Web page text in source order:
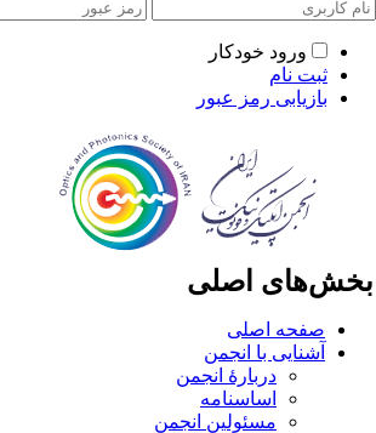
ورود خودکار
ثبت نام
بازیابی رمز عبور
اصلی
صفحه اصلی
آشنایی با انجمن
دربارۀ انجمن
اساسنامه
مسئولین انجمن